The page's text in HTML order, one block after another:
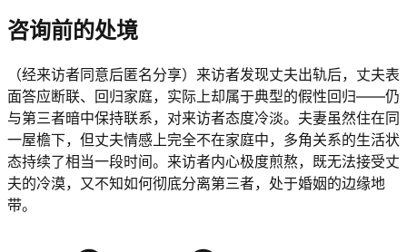
咨询前的处境
（经来访者同意后匿名分享）来访者发现丈夫出轨后，丈夫表
面答应断联、回归家庭，实际上却属于典型的假性回归——仍
与第三者暗中保持联系，对来访者态度冷淡。夫妻虽然住在同
一屋檐下，但丈夫情感上完全不在家庭中，多角关系的生活状
态持续了相当一段时间。来访者内心极度煎熬，既无法接受丈
夫的冷漠，又不知如何彻底分离第三者，处于婚姻的边缘地
带。